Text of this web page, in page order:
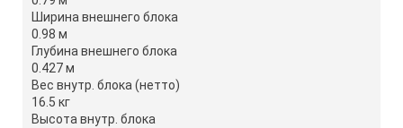
Ширина внешнего блока
0.98 м
Глубина внешнего блока
0.427 м
Вес внутр. блока (нетто)
16.5 кг
Высота внутр. блока